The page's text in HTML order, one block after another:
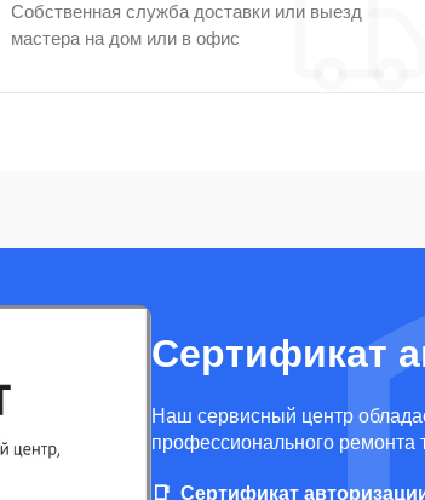
Собственная служба доставки или выезд
мастера на дом или в офис
Сертификат
Наш сервисный центр
профессионального ремонта
Сертификат